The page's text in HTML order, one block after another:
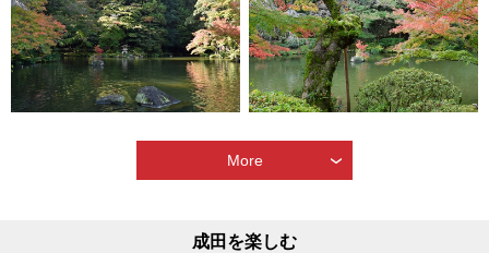
More
成田を楽しむ